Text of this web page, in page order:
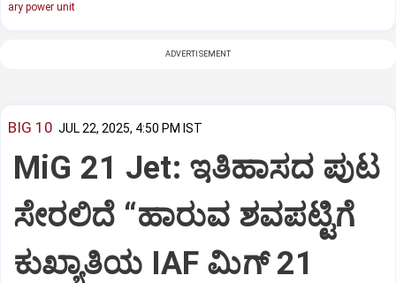
ary power unit
ADVERTISEMENT
BIG 10 JUL 22, 2025, 4:50 PM IST
MiG 21 Jet: ಇತಿಹಾಸದ ಪುಟ
ಸೇರಲಿದೆ “ಹಾರುವ ಶವಪಟ್ಟಿಗೆ
ಕುಖ್ಯಾತಿಯ IAF ಮಿಗ್‌ 21